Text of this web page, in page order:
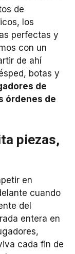
de
los
perfectas y
con un
de ahí
botas y
de
órdenes de
piezas,
en
cuando
del
entera en
cada fin de